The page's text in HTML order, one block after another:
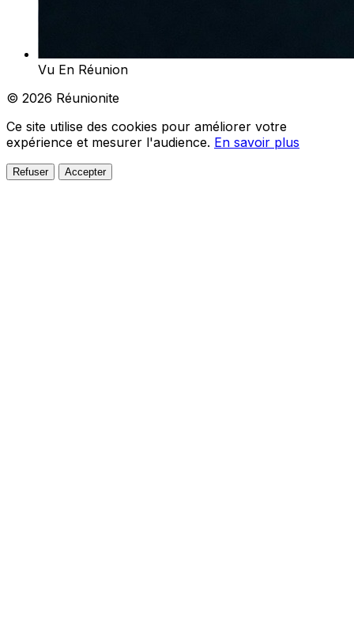
Vu En Réunion
© 2026 Réunionite
Ce site utilise des cookies pour améliorer votre
expérience et mesurer l'audience. En savoir plus
Refuser Accepter